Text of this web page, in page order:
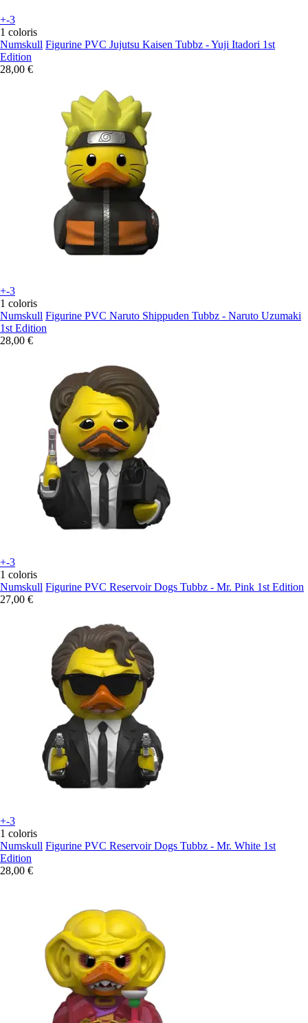
+-3
1 coloris
Numskull Figurine PVC Jujutsu Kaisen Tubbz - Yuji Itadori 1st
Edition
28,00 €
+-3
1 coloris
Numskull Figurine PVC Naruto Shippuden Tubbz - Naruto Uzumaki
1st Edition
28,00 €
+-3
1 coloris
Numskull Figurine PVC Reservoir Dogs Tubbz - Mr. Pink 1st Edition
27,00 €
+-3
1 coloris
Numskull Figurine PVC Reservoir Dogs Tubbz - Mr. White 1st
Edition
28,00 €